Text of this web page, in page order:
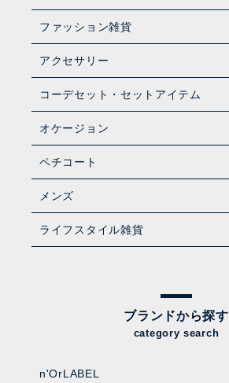
ファッション雑貨
アクセサリー
コーデセット・セットアイテム
オケージョン
ペチコート
メンズ
ライフスタイル雑貨
ブランドから探す
category search
n'OrLABEL